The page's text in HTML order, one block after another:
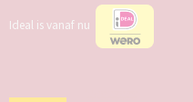
Ideal is vanaf nu